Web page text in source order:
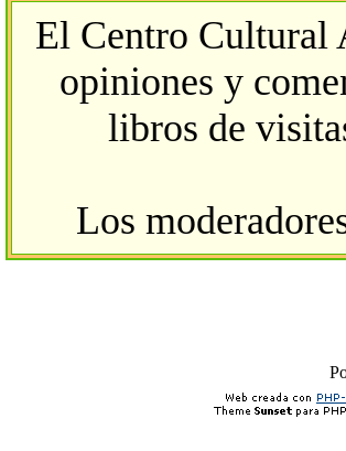
El Centro Cultural
opiniones y
libros de
Los